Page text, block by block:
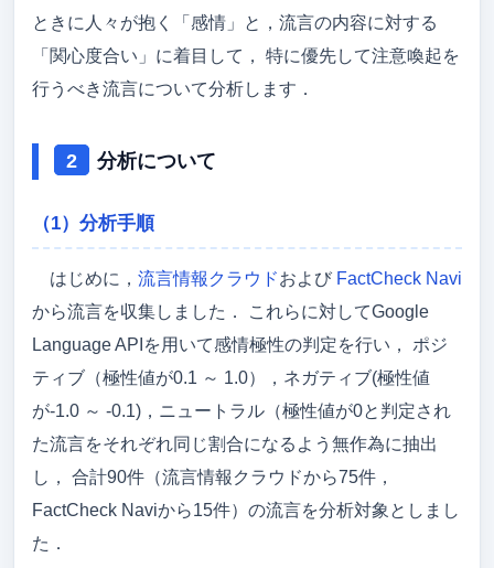
ときに人々が抱く「感情」と，流言の内容に対する
「関心度合い」に着目して， 特に優先して注意喚起を
行うべき流言について分析します．
分析について
（1）分析手順
はじめに， 流言情報クラウドおよび FactCheck Navi
から流言を収集しました． これらに対してGoogle
Language APIを用いて感情極性の判定を行い， ポジ
ティブ（極性値が0.1 ～ 1.0），ネガティブ(極性値
が-1.0 ～ -0.1)，ニュートラル（極性値が0と判定され
た流言をそれぞれ同じ割合になるよう無作為に抽出
し， 合計90件（流言情報クラウドから75件，
FactCheck Naviから15件）の流言を分析対象としまし
た．